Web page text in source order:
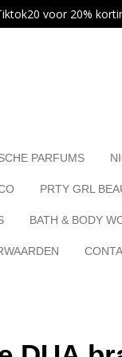
voor 20%
PARFUMS
PRTY GRL
BATH & BODY